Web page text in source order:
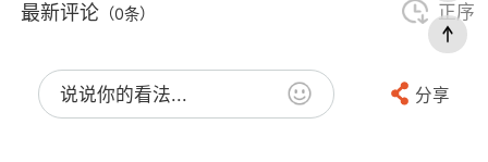
最新评论 （0条） 正序
说说你的看法... 分享